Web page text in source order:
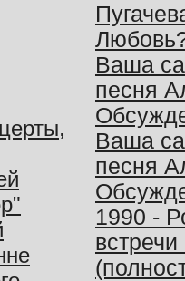
Ваша
песня
Ваша
песня
1990 -